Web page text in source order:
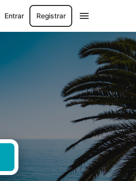
Entrar Registrar